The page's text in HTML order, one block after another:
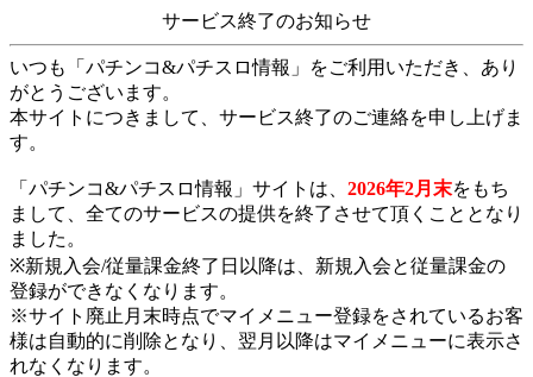
サービス終了のお知らせ
いつも「パチンコ&パチスロ情報」をご利用いただき、あり
がとうございます。
本サイトにつきまして、サービス終了のご連絡を申し上げま
す。
「パチンコ&パチスロ情報」サイトは、 2026年2月末をもち
まして、全てのサービスの提供を終了させて頂くこととなり
ました。
※新規入会/従量課金終了日以降は、新規入会と従量課金の
登録ができなくなります。
※サイト廃止月末時点でマイメニュー登録をされているお客
様は自動的に削除となり、翌月以降はマイメニューに表示さ
れなくなります。